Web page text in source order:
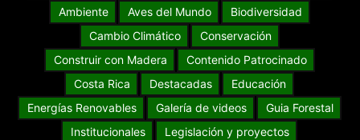
Ambiente
Aves del Mundo
Biodiversidad
Cambio Climático
Conservación
Construir con Madera
Contenido Patrocinado
Costa Rica
Destacadas
Educación
Energías Renovables
Galería de videos
Guia Forestal
Institucionales
Legislación y proyectos